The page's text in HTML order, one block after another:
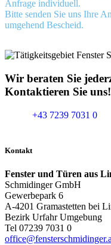
Anfrage individuell.
Bitte senden Sie uns Ihre
umgehend Bescheid.
Wir beraten Sie
Kontaktieren Sie uns!
+43 7239 7031 0
Kontakt
Fenster und Türen aus
Schmidinger GmbH
Gewerbepark 6
A-4201 Gramastetten bei
Bezirk Urfahr Umgebung
Tel 07239 7031 0